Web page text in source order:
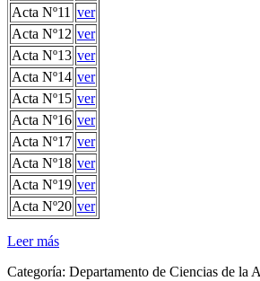
Acta Nº11 ver
Acta Nº12 ver
Acta Nº13 ver
Acta Nº14 ver
Acta Nº15 ver
Acta Nº16 ver
Acta Nº17 ver
Acta Nº18 ver
Acta Nº19 ver
Acta Nº20 ver
Leer más
Categoría: Departamento de Ciencias de la